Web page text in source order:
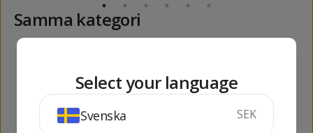
Samma kategori
Select your language
Svenska SEK